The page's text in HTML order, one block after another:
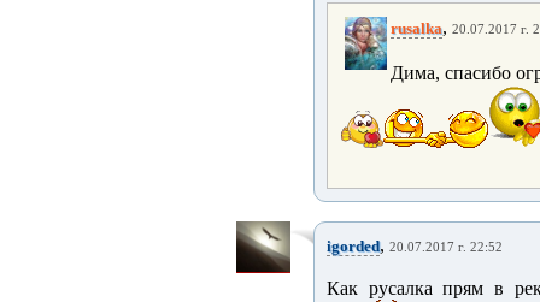
rusalka, 20.07.2017 г.
Дима, спасибо
igorded, 20.07.2017 г. 22:52
Как русалка прям в